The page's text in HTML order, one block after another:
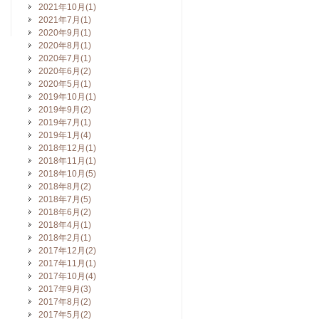
2021年10月(1)
2021年7月(1)
2020年9月(1)
2020年8月(1)
2020年7月(1)
2020年6月(2)
2020年5月(1)
2019年10月(1)
2019年9月(2)
2019年7月(1)
2019年1月(4)
2018年12月(1)
2018年11月(1)
2018年10月(5)
2018年8月(2)
2018年7月(5)
2018年6月(2)
2018年4月(1)
2018年2月(1)
2017年12月(2)
2017年11月(1)
2017年10月(4)
2017年9月(3)
2017年8月(2)
2017年5月(2)